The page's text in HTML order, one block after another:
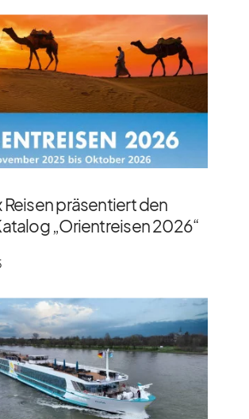
Reisen präsentiert den
„Orientreisen 2026“